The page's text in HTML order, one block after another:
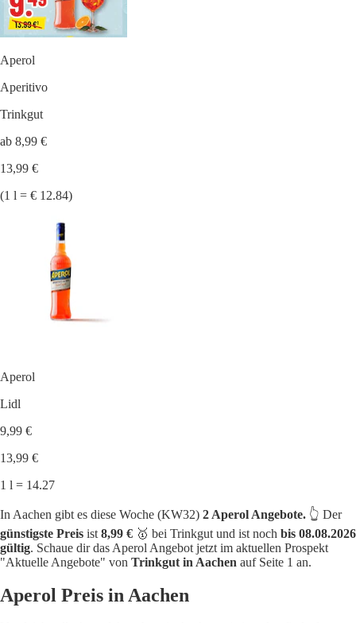
Aperol
Aperitivo
Trinkgut
ab 8,99 €
13,99 €
(1 l = € 12.84)
Aperol
Lidl
9,99 €
13,99 €
1 l = 14.27
In Aachen gibt es diese Woche (KW32) 2 Aperol Angebote. 👆 Der
günstigste Preis ist 8,99 € 🥇 bei Trinkgut und ist noch bis 08.08.2026
gültig. Schaue dir das Aperol Angebot jetzt im aktuellen Prospekt
"Aktuelle Angebote" von Trinkgut in Aachen auf Seite 1 an.
Aperol Preis in Aachen